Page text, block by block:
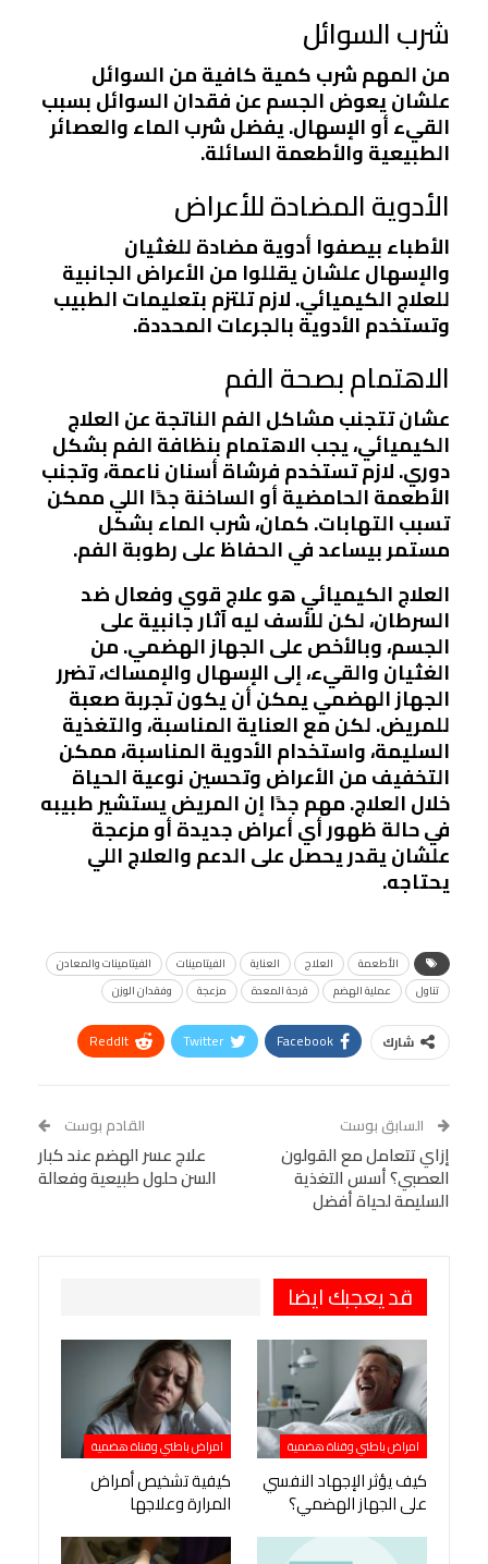
شرب السوائل
من المهم شرب كمية كافية من السوائل
علشان يعوض الجسم عن فقدان السوائل بسبب
القيء أو الإسهال. يفضل شرب الماء والعصائر
الطبيعية والأطعمة السائلة.
الأدوية المضادة للأعراض
الأطباء بيصفوا أدوية مضادة للغثيان
والإسهال علشان يقللوا من الأعراض الجانبية
للعلاج الكيميائي. لازم تلتزم بتعليمات الطبيب
وتستخدم الأدوية بالجرعات المحددة.
الاهتمام بصحة الفم
عشان تتجنب مشاكل الفم الناتجة عن العلاج
الكيميائي، يجب الاهتمام بنظافة الفم بشكل
دوري. لازم تستخدم فرشاة أسنان ناعمة، وتجنب
الأطعمة الحامضية أو الساخنة جدًا اللي ممكن
تسبب التهابات. كمان، شرب الماء بشكل
مستمر بيساعد في الحفاظ على رطوبة الفم.
العلاج الكيميائي هو علاج قوي وفعال ضد
السرطان، لكن للأسف ليه آثار جانبية على
الجسم، وبالأخص على الجهاز الهضمي. من
الغثيان والقيء، إلى الإسهال والإمساك، تضرر
الجهاز الهضمي يمكن أن يكون تجربة صعبة
للمريض. لكن مع العناية المناسبة، والتغذية
السليمة، واستخدام الأدوية المناسبة، ممكن
التخفيف من الأعراض وتحسين نوعية الحياة
خلال العلاج. مهم جدًا إن المريض يستشير طبيبه
في حالة ظهور أي أعراض جديدة أو مزعجة
علشان يقدر يحصل على الدعم والعلاج اللي
يحتاجه.
الأطعمة العلاج العناية الفيتامينات
الفيتامينات والمعادن
تناول
عملية الهضم قرحة المعدة مزعجة وفقدان الوزن
شارك Facebook
Twitter
ReddIt
البريد الإلكتروني
StumbleUpon
VK
Digg
LINE
BlackBerry
Viber
السابق بوست
إزاي تتعامل مع القولون
العصبي؟ أسس التغذية
السليمة لحياة أفضل
القادم بوست
علاج عسر الهضم عند كبار
السن حلول طبيعية وفعالة
قد يعجبك ايضا
امراض باطني وقناة هضمية
كيف يؤثر الإجهاد النفسي
على الجهاز الهضمي؟
امراض باطني وقناة هضمية
كيفية تشخيص أمراض
المرارة وعلاجها